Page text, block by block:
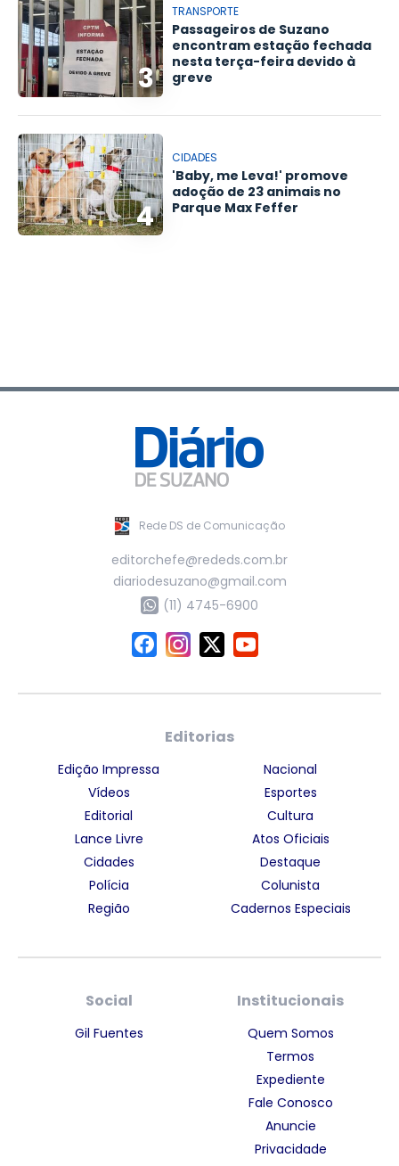
3
TRANSPORTE
Passageiros de Suzano
encontram estação fechada
nesta terça-feira devido à
greve
4
CIDADES
'Baby, me Leva!' promove
adoção de 23 animais no
Parque Max Feffer
Rede DS de Comunicação
editorchefe@rededs.com.br
diariodesuzano@gmail.com
(11) 4745-6900
Editorias
Edição Impressa
Vídeos
Editorial
Lance Livre
Cidades
Polícia
Região
Nacional
Esportes
Cultura
Atos Oficiais
Destaque
Colunista
Cadernos Especiais
Social
Gil Fuentes
Institucionais
Quem Somos
Termos
Expediente
Fale Conosco
Anuncie
Privacidade